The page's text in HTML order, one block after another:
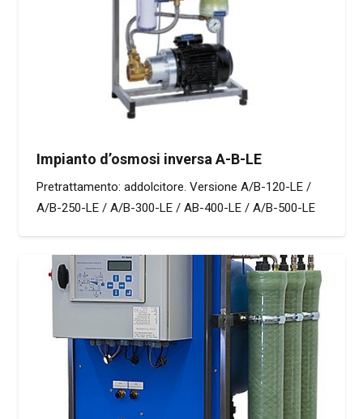
Impianto d’osmosi inversa A-B-LE
Pretrattamento: addolcitore. Versione A/B-120-LE /
A/B-250-LE / A/B-300-LE / AB-400-LE / A/B-500-LE